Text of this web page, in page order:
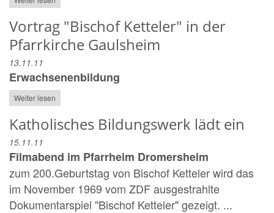
Vortrag "Bischof Ketteler" in der
Pfarrkirche Gaulsheim
13.11.11
Erwachsenenbildung
Weiter lesen
Katholisches Bildungswerk lädt ein
15.11.11
Filmabend im Pfarrheim Dromersheim
zum 200.Geburtstag von Bischof Ketteler wird das
im November 1969 vom ZDF ausgestrahlte
Dokumentarspiel "Bischof Ketteler" gezeigt. ...